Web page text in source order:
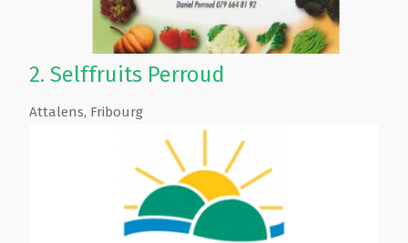
2. Selffruits Perroud
Attalens, Fribourg